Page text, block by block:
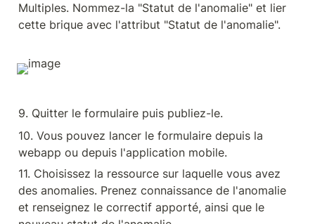
Multiples. Nommez-la "Statut de l'anomalie" et lier
cette brique avec l'attribut "Statut de l'anomalie".
9. Quitter le formulaire puis publiez-le.
10. Vous pouvez lancer le formulaire depuis la
webapp ou depuis l'application mobile.
11. Choisissez la ressource sur laquelle vous avez
des anomalies. Prenez connaissance de l'anomalie
et renseignez le correctif apporté, ainsi que le